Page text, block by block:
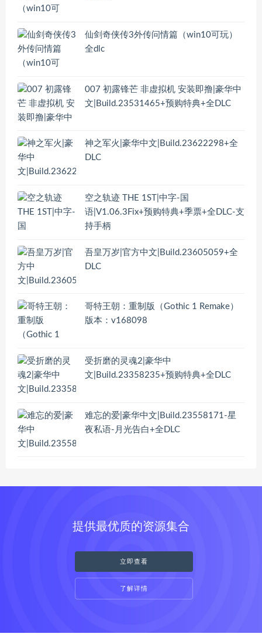
仙剑奇侠传3外传问情篇（win10可玩）
全dlc
007 初露锋芒 非虚拟机 安装即撸|豪华中
文|Build.23531465+预购特典+全DLC
神之军火|豪华中文|Build.23622298+全
DLC
空之轨迹 THE 1ST|中字-国
语|V1.06.3Fix+预购特典+季票+全DLC-支
持手柄
吾皇万岁|官方中文|Build.23605059+全
DLC
哥特王朝：重制版（Gothic 1 Remake）
版本：v168098
受折磨的灵魂2|豪华中
文|Build.23358235+预购特典+全DLC
难忘的爱|豪华中文|Build.23558171-星
夜私语-月光告白+全DLC
提供最优质的资源集合
立即查看
了解详情